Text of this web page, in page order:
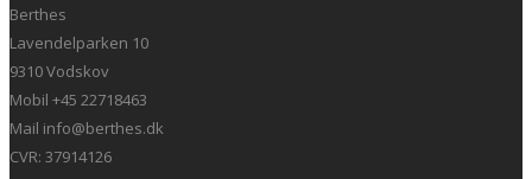
Berthes
Lavendelparken 10
9310 Vodskov
Mobil +45 22718463
Mail info@berthes.dk
CVR: 37914126